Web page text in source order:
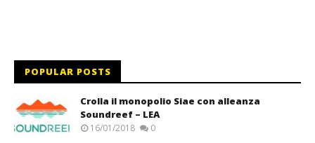
POPULAR POSTS
Crolla il monopolio Siae con alleanza
Soundreef – LEA
16/01/2018 0